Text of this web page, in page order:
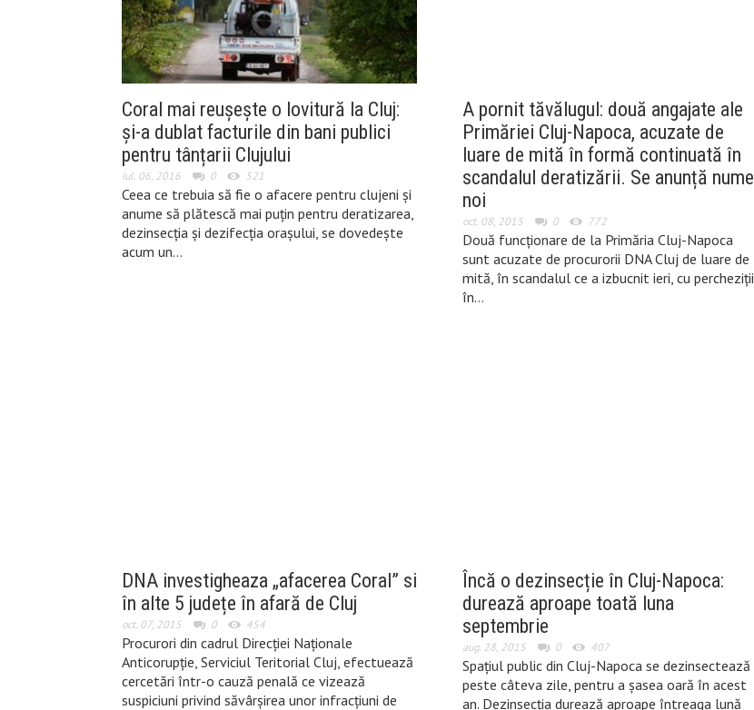
Coral mai reușește o lovitură la Cluj:
și-a dublat facturile din bani publici
pentru tânțarii Clujului
iul. 06, 2016 0 521
Ceea ce trebuia să fie o afacere pentru clujeni și
anume să plătescă mai puțin pentru deratizarea,
dezinsecția și dezifecția orașului, se dovedește
acum un…
A pornit tăvălugul: două angajate ale
Primăriei Cluj-Napoca, acuzate de
luare de mită în formă continuată în
scandalul deratizării. Se anunță nume
noi
oct. 08, 2015 0 772
Două funcționare de la Primăria Cluj-Napoca
sunt acuzate de procurorii DNA Cluj de luare de
mită, în scandalul ce a izbucnit ieri, cu percheziții
în…
DNA investigheaza „afacerea Coral” si
în alte 5 județe în afară de Cluj
oct. 07, 2015 0 454
Procurori din cadrul Direcţiei Naţionale
Anticorupţie, Serviciul Teritorial Cluj, efectuează
cercetări într-o cauză penală ce vizează
suspiciuni privind săvârșirea unor infracţiuni de
Încă o dezinsecție în Cluj-Napoca:
durează aproape toată luna
septembrie
aug. 28, 2015 0 407
Spațiul public din Cluj-Napoca se dezinsectează
peste câteva zile, pentru a șasea oară în acest
an. Dezinsecția durează aproape întreaga lună